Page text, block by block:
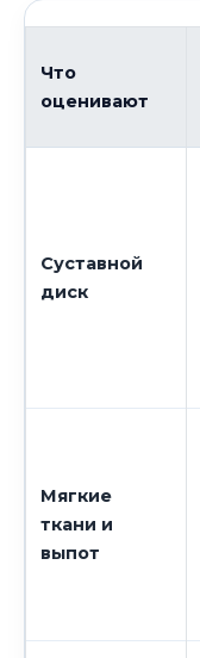
Что
оценивают
Суставной
диск
Мягкие
ткани и
выпот